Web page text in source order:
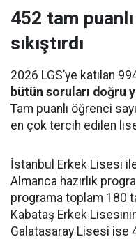
452 tam
sıkıştırdı
2026 LGS’ye katılan
bütün soruları doğru
Tam puanlı öğrenci
en çok tercih edilen
İstanbul Erkek Lisesi
Almanca hazırlık
programa toplam 180
Kabataş Erkek
Galatasaray Lisesi ise